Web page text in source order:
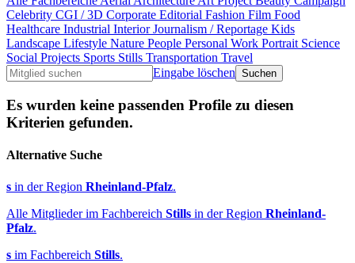
Celebrity CGI / 3D Corporate Editorial Fashion Film Food
Healthcare Industrial InteriorJournalism / Reportage Kids
Landscape Lifestyle Nature People Personal Work Portrait Science
Social Projects Sports Stills Transportation Travel
Eingabe löschen
Es wurden keine passenden Profile zu diesen
Kriterien gefunden.
Alternative Suche
s in der Region Rheinland-Pfalz.
Alle Mitglieder im Fachbereich Stills in der Region Rheinland-
Pfalz.
s im Fachbereich Stills.